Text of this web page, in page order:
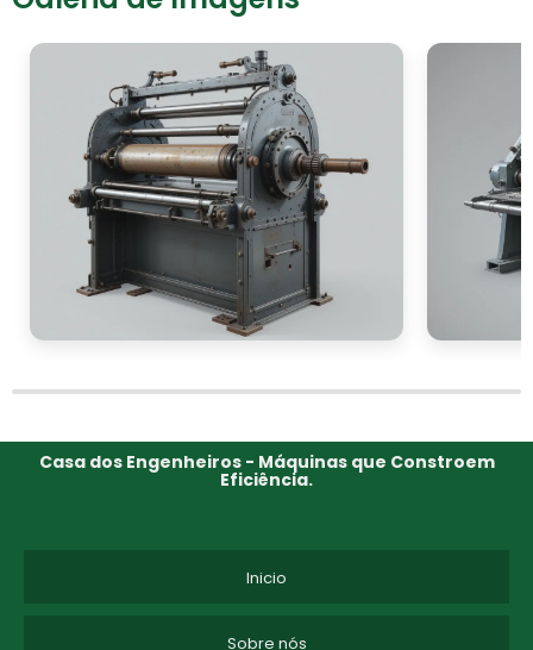
Casa dos Engenheiros - Máquinas que Constroem
Eficiência.
Inicio
Sobre nós